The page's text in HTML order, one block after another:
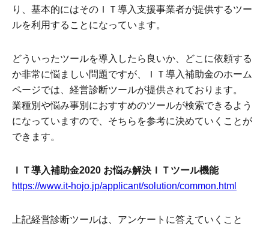
り、基本的にはそのＩＴ導入支援事業者が提供するツー
ルを利用することになっています。
どういったツールを導入したら良いか、どこに依頼する
か非常に悩ましい問題ですが、ＩＴ導入補助金のホーム
ページでは、経営診断ツールが提供されております。
業種別や悩み事別におすすめのツールが検索できるよう
になっていますので、そちらを参考に決めていくことが
できます。
ＩＴ導入補助金2020 お悩み解決ＩＴツール機能
https://www.it-hojo.jp/applicant/solution/common.html
上記経営診断ツールは、アンケートに答えていくこと